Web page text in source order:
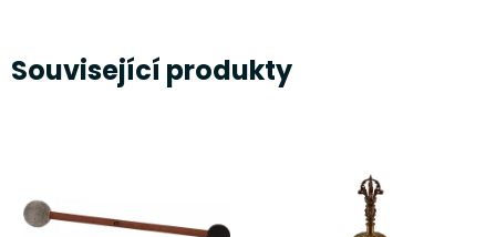
Související produkty